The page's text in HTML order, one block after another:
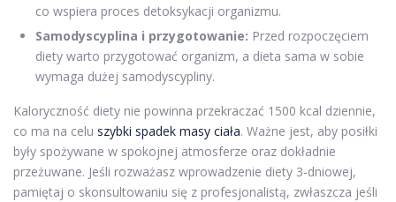
co wspiera proces detoksykacji organizmu.
Samodyscyplina i przygotowanie: Przed rozpoczęciem
diety warto przygotować organizm, a dieta sama w sobie
wymaga dużej samodyscypliny.
Kaloryczność diety nie powinna przekraczać 1500 kcal dziennie,
co ma na celu szybki spadek masy ciała. Ważne jest, aby posiłki
były spożywane w spokojnej atmosferze oraz dokładnie
przeżuwane. Jeśli rozważasz wprowadzenie diety 3-dniowej,
pamiętaj o skonsultowaniu się z profesjonalistą, zwłaszcza jeśli